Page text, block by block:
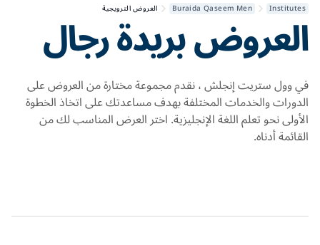
Institutes
Buraida Qaseem Men العروض الترويجية العروضبريدة رجال
في وول ستريت إنجلش ، نقدم مجموعة مختارة من العروض على
الدورات والخدمات المختلفة بهدف مساعدتك على اتخاذ الخطوة
الأولى نحو تعلم اللغة الإنجليزية. اختر العرض المناسب لك من
القائمة أدناه.